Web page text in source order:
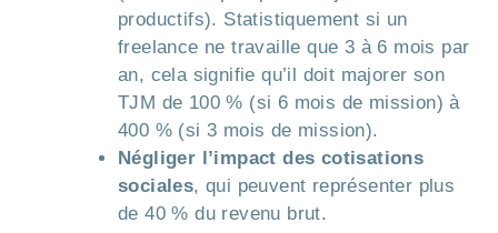
productifs). Statistiquement si un
freelance ne travaille que 3 à 6 mois par
an, cela signifie qu’il doit majorer son
TJM de 100 % (si 6 mois de mission) à
400 % (si 3 mois de mission).
Négliger l’impact des cotisations
sociales, qui peuvent représenter plus
de 40 % du revenu brut.